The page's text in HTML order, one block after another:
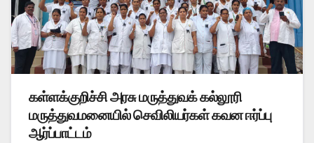
கள்ளக்குறிச்சி அரசு மருத்துவக் கல்லூரி
மருத்துவமனையில் செவிலியர்கள் கவன ஈர்ப்பு
ஆர்ப்பாட்டம்